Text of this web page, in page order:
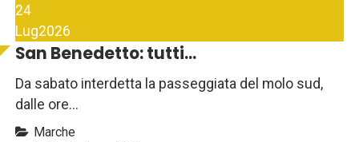
24
Lug2026
San Benedetto: tutti...
Da sabato interdetta la passeggiata del molo sud,
dalle ore...
Marche